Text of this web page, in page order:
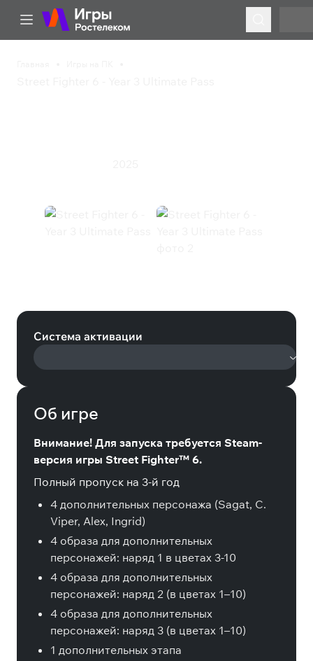
Система активации
Об игре
Внимание! Для запуска требуется Steam-
версия игры Street Fighter™ 6.
Полный пропуск на 3-й год
4 дополнительных персонажа (Sagat, C.
Viper, Alex, Ingrid)
4 образа для дополнительных
персонажей: наряд 1 в цветах 3-10
4 образа для дополнительных
персонажей: наряд 2 (в цветах 1–10)
4 образа для дополнительных
персонажей: наряд 3 (в цветах 1–10)
1 дополнительных этапа